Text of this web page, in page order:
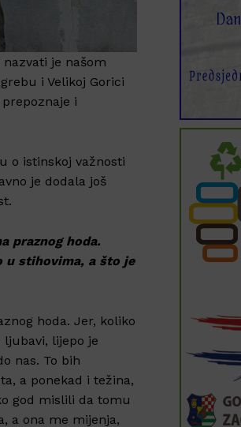
je našom
i Velikoj Gorici
i
o istinskoj važnosti
je dodala još
praznog hoda.
u stihovima, a što je
hoda. Jer, koliko
lijepo je
nas. To bih
a ponekad i težina,
god mislili da tomu
a ona me mijenja,